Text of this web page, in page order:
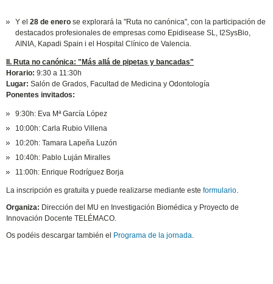
Y el28 de enero se explorará la "Ruta no canónica", con la participación de
destacados profesionales de empresas como Epidisease SL, I2SysBio,
AINIA, Kapadi Spain i el Hospital Clínico de Valencia.
II. Ruta no canónica: "Más allá de pipetas y bancadas"
Horario: 9:30 a 11:30h
Lugar: Salón de Grados, Facultad de Medicina y Odontología
Ponentes invitados:
9:30h: Eva Mª García López
10:00h: Carla Rubio Villena
10:20h: Tamara Lapeña Luzón
10:40h: Pablo Luján Miralles
11:00h: Enrique Rodríguez Borja
La inscripción es gratuita y puede realizarse mediante esteformulario.
Organiza: Dirección del MU en Investigación Biomédica y Proyecto de
Innovación Docente TELÉMACO.
Os podéis descargar también el Programa de la jornada.